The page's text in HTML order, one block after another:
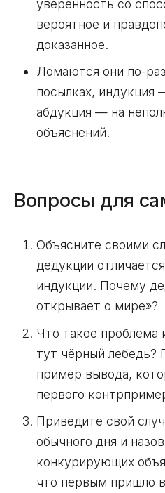
уверенность со
вероятное и
доказанное.
Ломаются они по-
посылках, индукция
абдукция — на
объяснений.
Вопросы для
Объясните своими
дедукции
индукции. Почему
открывает о мире»?
Что такое проблема
тут чёрный лебедь?
пример вывода,
первого
Приведите свой
обычного дня и
конкурирующих
что первым пришло